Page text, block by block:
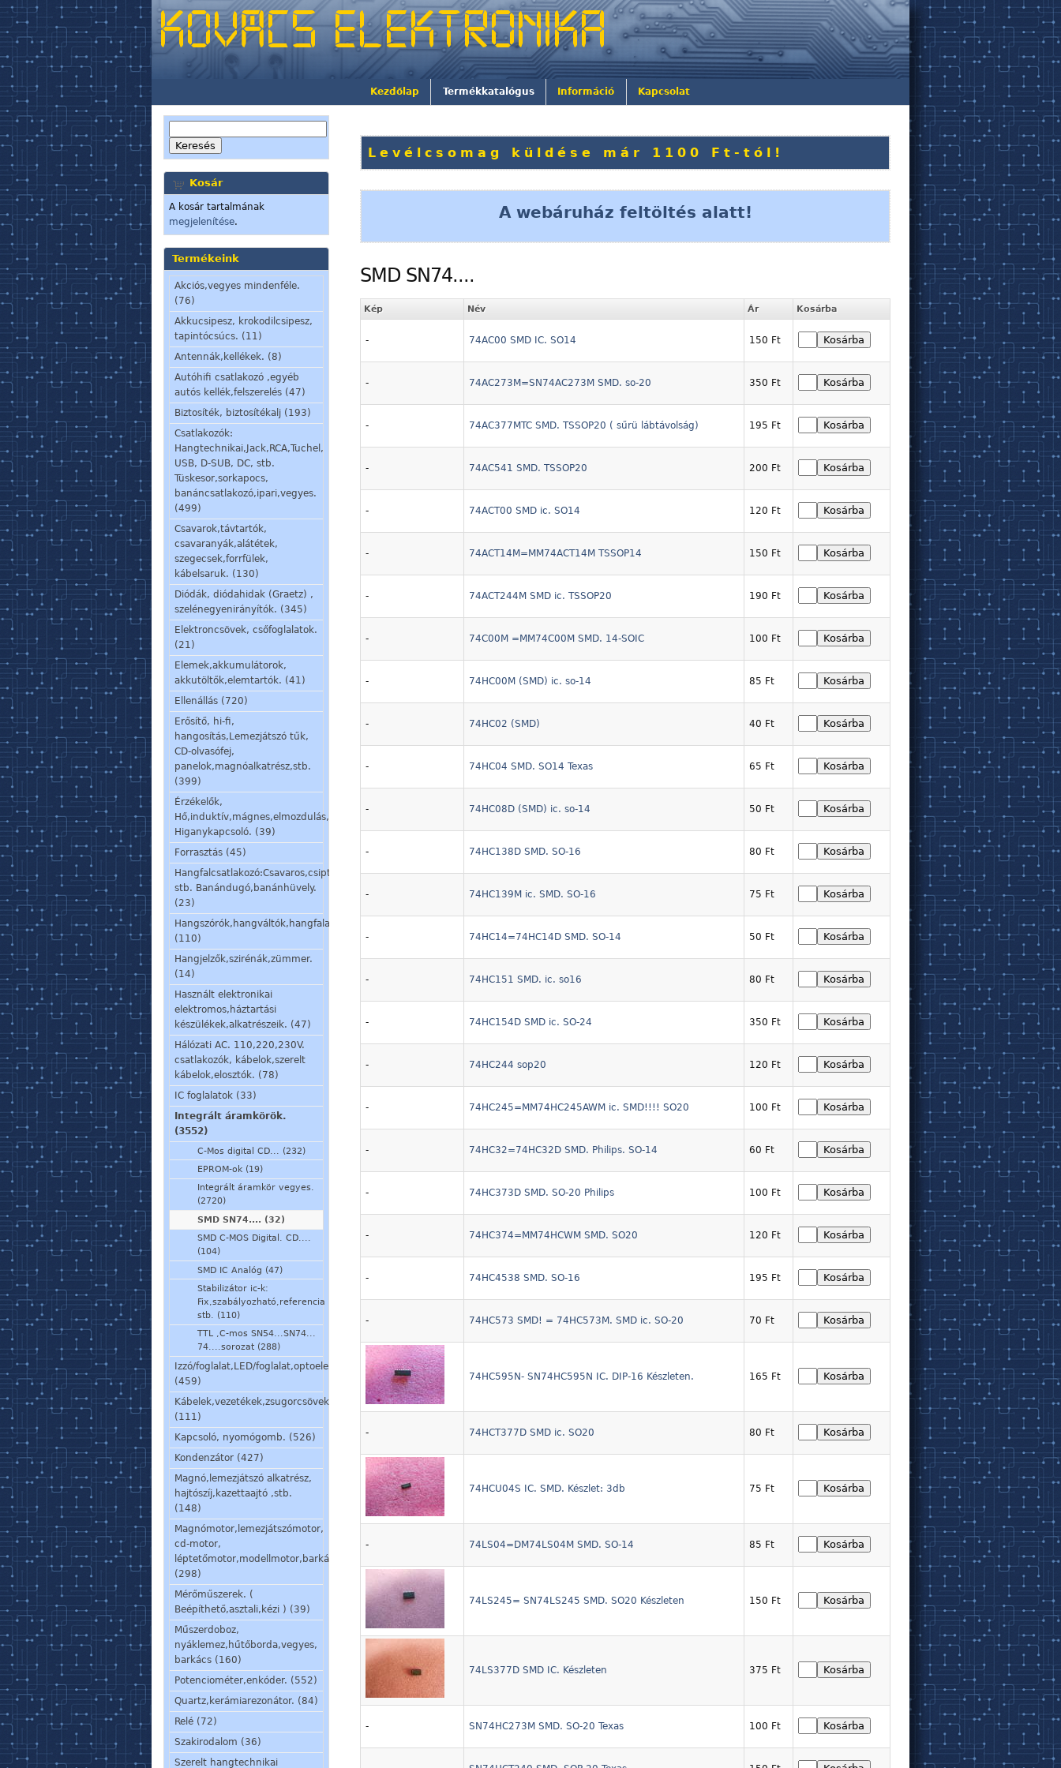
Kezdőlap Termékkatalógus Információ Kapcsolat
Kosár
A kosár tartalmának
megjelenítése.
Termékeink
Akciós,vegyes mindenféle.
(76)
Akkucsipesz, krokodilcsipesz,
tapintócsúcs. (11)
Antennák,kellékek. (8)
Autóhifi csatlakozó ,egyéb
autós kellék,felszerelés (47)
Biztosíték, biztosítékalj (193)
Csatlakozók:
Hangtechnikai,Jack,RCA,Tuchel,
USB, D-SUB, DC, stb.
Tüskesor,sorkapocs,
banáncsatlakozó,ipari,vegyes.
(499)
Csavarok,távtartók,
csavaranyák,alátétek,
szegecsek,forrfülek,
kábelsaruk. (130)
Diódák, diódahidak (Graetz) ,
szelénegyenirányítók. (345)
Elektroncsövek, csőfoglalatok.
(21)
Elemek,akkumulátorok,
akkutöltők,elemtartók. (41)
Ellenállás (720)
Erősítő, hi-fi,
hangosítás,Lemezjátszó tűk,
CD-olvasófej,
panelok,magnóalkatrész,stb.
(399)
Érzékelők,
Hő,induktív,mágnes,elmozdulás,stb.
Higanykapcsoló. (39)
Forrasztás (45)
Hangfalcsatlakozó:Csavaros,csiptetős,speakon,din,
stb. Banándugó,banánhüvely.
(23)
Hangszórók,hangváltók,hangfalalkatrészek,mikrofon,fülhallgató.
(110)
Hangjelzők,szirénák,zümmer.
(14)
Használt elektronikai
elektromos,háztartási
készülékek,alkatrészeik. (47)
Hálózati AC. 110,220,230V.
csatlakozók, kábelok,szerelt
kábelok,elosztók. (78)
IC foglalatok (33)
Integrált áramkörök.
(3552)
C-Mos digital CD... (232)
EPROM-ok (19)
Integrált áramkör vegyes.
(2720)
SMD SN74.... (32)
SMD C-MOS Digital. CD....
(104)
SMD IC Analóg (47)
Stabilizátor ic-k:
Fix,szabályozható,referencia
stb. (110)
TTL ,C-mos SN54...SN74...
74....sorozat (288)
Izzó/foglalat,LED/foglalat,optoelem,kijelző,jelzőlámpa.
(459)
Kábelek,vezetékek,zsugorcsövek,szigetelőcsövek.
(111)
Kapcsoló, nyomógomb. (526)
Kondenzátor (427)
Magnó,lemezjátszó alkatrész,
hajtószíj,kazettaajtó ,stb.
(148)
Magnómotor,lemezjátszómotor,
cd-motor,
léptetőmotor,modellmotor,barkácsmotor.
(298)
Mérőműszerek. (
Beépíthető,asztali,kézi ) (39)
Műszerdoboz,
nyáklemez,hűtőborda,vegyes,
barkács (160)
Potenciométer,enkóder. (552)
Quartz,kerámiarezonátor. (84)
Relé (72)
Szakirodalom (36)
Szerelt hangtechnikai
Levélcsomag küldése már 1100 Ft-tól! Levélcsomag
A webáruház feltöltés alatt!
SMD SN74....
Kép Név Ár Kosárba
- 74AC00 SMD IC. SO14 150 Ft
- 74AC273M=SN74AC273M SMD. so-20 350 Ft
- 74AC377MTC SMD. TSSOP20 ( sűrü lábtávolság) 195 Ft
- 74AC541 SMD. TSSOP20 200 Ft
- 74ACT00 SMD ic. SO14 120 Ft
- 74ACT14M=MM74ACT14M TSSOP14 150 Ft
- 74ACT244M SMD ic. TSSOP20 190 Ft
- 74C00M =MM74C00M SMD. 14-SOIC 100 Ft
- 74HC00M (SMD) ic. so-14 85 Ft
- 74HC02 (SMD) 40 Ft
- 74HC04 SMD. SO14 Texas 65 Ft
- 74HC08D (SMD) ic. so-14 50 Ft
- 74HC138D SMD. SO-16 80 Ft
- 74HC139M ic. SMD. SO-16 75 Ft
- 74HC14=74HC14D SMD. SO-14 50 Ft
- 74HC151 SMD. ic. so16 80 Ft
- 74HC154D SMD ic. SO-24 350 Ft
- 74HC244 sop20 120 Ft
- 74HC245=MM74HC245AWM ic. SMD!!!! SO20 100 Ft
- 74HC32=74HC32D SMD. Philips. SO-14 60 Ft
- 74HC373D SMD. SO-20 Philips 100 Ft
- 74HC374=MM74HCWM SMD. SO20 120 Ft
- 74HC4538 SMD. SO-16 195 Ft
- 74HC573 SMD! = 74HC573M. SMD ic. SO-20 70 Ft
74HC595N- SN74HC595N IC. DIP-16 Készleten. 165 Ft
- 74HCT377D SMD ic. SO20 80 Ft
74HCU04S IC. SMD. Készlet: 3db 75 Ft
- 74LS04=DM74LS04M SMD. SO-14 85 Ft
74LS245= SN74LS245 SMD. SO20 Készleten 150 Ft
74LS377D SMD IC. Készleten 375 Ft
- SN74HC273M SMD. SO-20 Texas 100 Ft